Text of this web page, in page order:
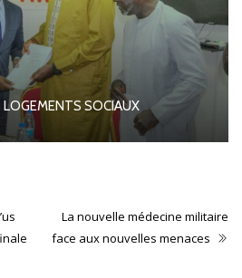
LOGEMENTS SOCIAUX
La nouvelle médecine militaire
face aux nouvelles menaces